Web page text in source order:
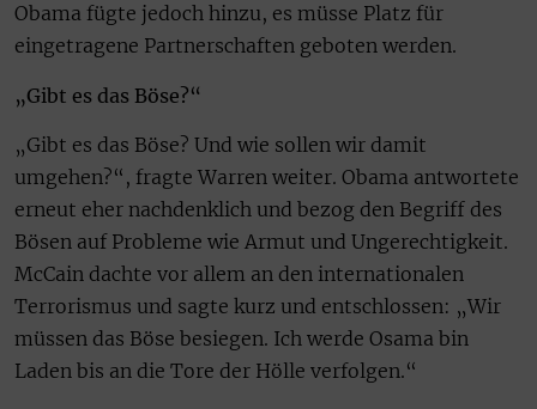
Obama fügte jedoch hinzu, es müsse Platz für
eingetragene Partnerschaften geboten werden.
„Gibt es das Böse?“
„Gibt es das Böse? Und wie sollen wir damit
umgehen?“, fragte Warren weiter. Obama antwortete
erneut eher nachdenklich und bezog den Begriff des
Bösen auf Probleme wie Armut und Ungerechtigkeit.
McCain dachte vor allem an den internationalen
Terrorismus und sagte kurz und entschlossen: „Wir
müssen das Böse besiegen. Ich werde Osama bin
Laden bis an die Tore der Hölle verfolgen.“